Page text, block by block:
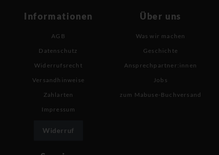
Informationen
AGB
Datenschutz
Widerrufsrecht
Versandhinweise
Zahlarten
Impressum
Widerruf
Über uns
Was wir machen
Geschichte
Ansprechpartner:innen
Jobs
zum Mabuse-Buchversand